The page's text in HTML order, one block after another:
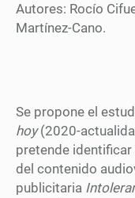
Autores: Rocío
Martínez-Cano.
Se propone el
hoy(2020-
pretende
del contenido
publicitaria